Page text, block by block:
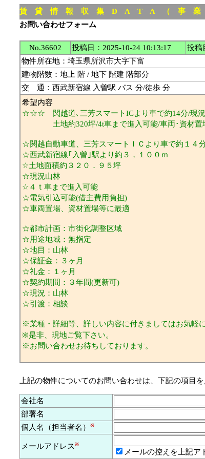
賃 貸 情 報 収 集 D A T A （ 事
お問い合わせフォーム
No.36602 投稿日：2025-10-24 10:13:17 投稿
物件所在地：埼玉県所沢市大字下富
建物階数：地上 階 / 地下 階建 階部分
交 通：西武新宿線 入曽駅 バス 分/徒歩 分
希望内容
☆☆☆ 関越道､三芳スマートICより車で約14分/
土地約320坪/4t車まで進入可能/車両･資材置
☆関越自動車道、三芳スマートＩＣより車で約１４
☆西武新宿線｢入曽｣駅より約３，１００ｍ
☆土地面積約３２０．９５坪
☆現況山林
☆４ｔ車まで進入可能
☆電気引込可能(借主費用負担)
☆車両置場、資材置場等に最適
☆都市計画：市街化調整区域
☆用途地域：無指定
☆地目：山林
☆保証金：３ヶ月
☆礼金：１ヶ月
☆契約期間：３年間(更新可)
☆現況：山林
☆引渡：相談
※業種・詳細等、詳しい内容に付きましてはお気軽
※是非、現地ご覧下さい。
※お問い合わせお待ちしております。
上記の物件についてのお問い合わせは、下記の項目
会社名
部署名
個人名（担当者名）
※
メールアドレス ※
メールの控えを上記ア